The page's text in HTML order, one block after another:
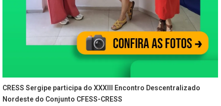
CRESS Sergipe participa do XXXIII Encontro Descentralizado
Nordeste do Conjunto CFESS-CRESS